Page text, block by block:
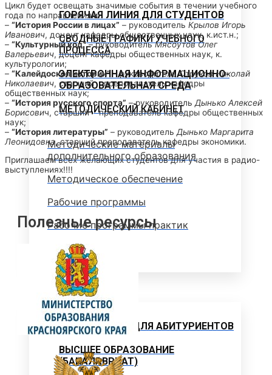
ГОРЯЧАЯ ЛИНИЯ ДЛЯ СТУДЕНТОВ
СВОДНЫЕ ГРАФИКИ УЧЕБНОГО
ПРОЦЕССА
ЭЛЕКТРОННАЯ ИНФОРМАЦИОННО-
ОБРАЗОВАТЕЛЬНАЯ СРЕДА
МЕТОДИЧЕСКИЙ КАБИНЕТ
Методические материалы
дополнительного образования
Методическое обеспечение
Рабочие программы
Рабочие программы практик
Объявления
Абитуриенту
ИНФОРМАЦИЯ ДЛЯ АБИТУРИЕНТОВ
ВЫСШЕЕ ОБРАЗОВАНИЕ
(БАКАЛАВРИАТ)
Цикл будет освещать значимые события в течении учебного
года по направлениям:
– “История России в лицах” – руководитель Крылов Игорь
Иванович, доценткафедры общественных наук, к.ист.н.;
– “Культурный код”– руководительМясоутов Олег
Валерьевич, доцент кафедры общественных наук, к.
культурологии;
– “Калейдоскоп истории” – руководительСтруков Николай
Николаевич, старшийпреподаватель кафедры
общественных наук;
– “История русского спорта” – руководитель Дынько Алексей
Борисович, старшийпреподаватель кафедры общественных
наук;
– “История литературы” – руководитель Дынько Маргарита
Леонидовна, старшийпреподаватель кафедры экономики.
Приглашаем всех желающих студентов для участия в радио-
выступлениях!!!!
Полезные ресурсы